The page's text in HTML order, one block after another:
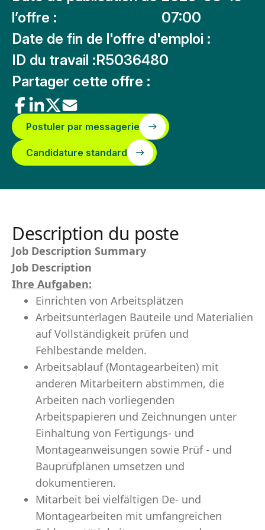
l’offre :
07:00
Date de fin de l'offre d'emploi :
ID du travail :R5036480
Partager cette offre :
Postuler par messagerie
Candidature standard
Description du poste
Job Description Summary
Job Description
Ihre Aufgaben:
Einrichten von Arbeitsplätzen
Arbeitsunterlagen Bauteile und Materialien
auf Vollständigkeit prüfen und
Fehlbestände melden.
Arbeitsablauf (Montagearbeiten) mit
anderen Mitarbeitern abstimmen, die
Arbeiten nach vorliegenden
Arbeitspapieren und Zeichnungen unter
Einhaltung von Fertigungs- und
Montageanweisungen sowie Prüf - und
Bauprüfplänen umsetzen und
dokumentieren.
Mitarbeit bei vielfältigen De- und
Montagearbeiten mit umfangreichen